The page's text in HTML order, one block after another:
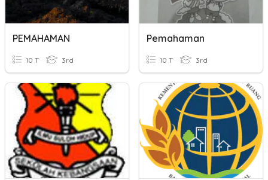
PEMAHAMAN
10 T 3rd
Pemahaman
10 T 3rd